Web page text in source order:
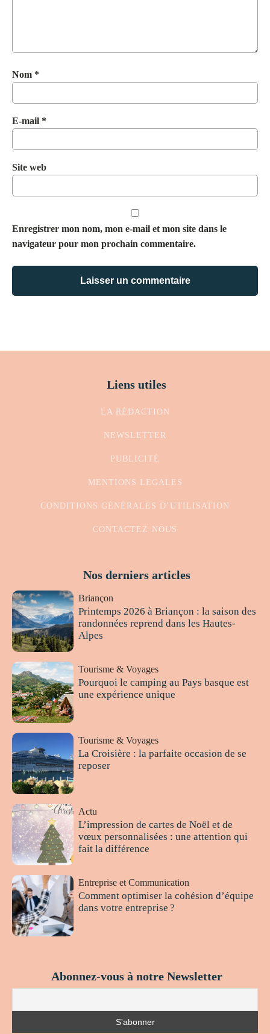
Nom *
E-mail *
Site web
Enregistrer mon nom, mon e-mail et mon site dans le
navigateur pour mon prochain commentaire.
Liens utiles
LA RÉDACTION
NEWSLETTER
PUBLICITÉ
MENTIONS LEGALES
CONDITIONS GÉNÉRALES D’UTILISATION
CONTACTEZ-NOUS
Nos derniers articles
Briançon
Printemps 2026 à Briançon : la saison des
randonnées reprend dans les Hautes-
Alpes
Tourisme & Voyages
Pourquoi le camping au Pays basque est
une expérience unique
Tourisme & Voyages
La Croisière : la parfaite occasion de se
reposer
Actu
L’impression de cartes de Noël et de
vœux personnalisées : une attention qui
fait la différence
Entreprise et Communication
Comment optimiser la cohésion d’équipe
dans votre entreprise ?
Abonnez-vous à notre Newsletter